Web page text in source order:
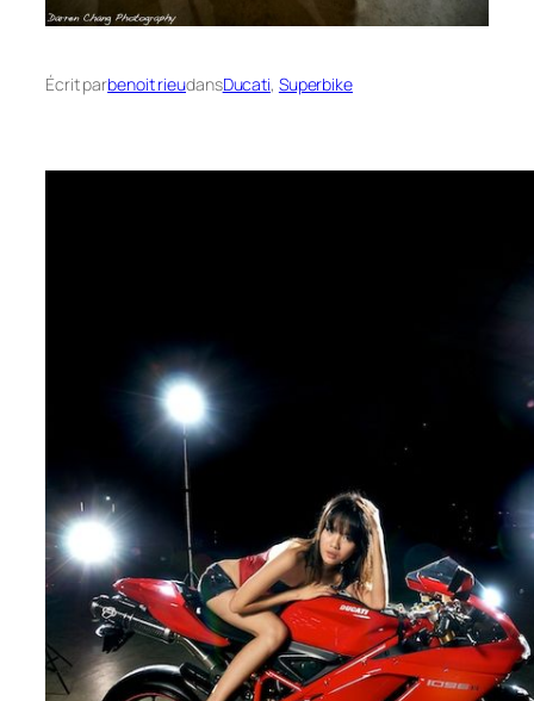
Écrit parbenoit rieudansDucati, Superbike